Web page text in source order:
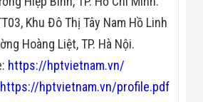
Khu Đô Thị Tây Nam Hồ Linh
Hoàng Liệt, TP. Hà Nội.
https://hptvietnam.vn/
https://hptvietnam.vn/profile.pdf